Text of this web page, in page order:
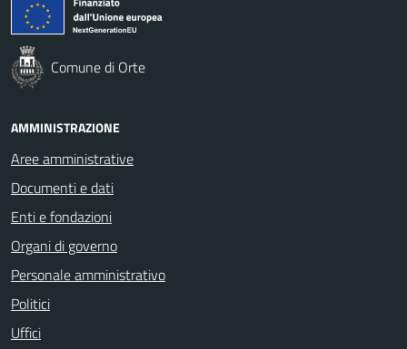
Comune di Orte
AMMINISTRAZIONE
Aree amministrative
Documenti e dati
Enti e fondazioni
Organi di governo
Personale amministrativo
Politici
Uffici